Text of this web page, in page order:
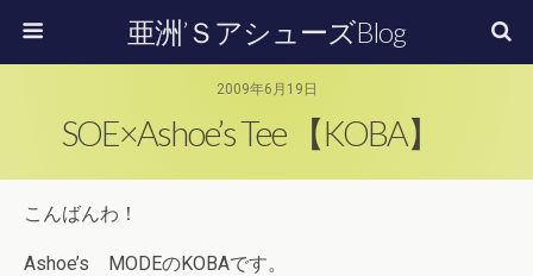
亜洲’ＳアシューズBlog
2009年6月19日
SOE×Ashoe’s Tee 【KOBA】
こんばんわ！
Ashoe’s MODEのKOBAです。